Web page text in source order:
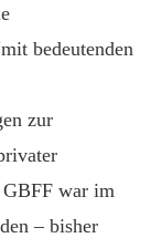
bedeutenden
zur
GBFF war im
– bisher